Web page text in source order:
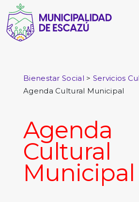
Bienestar Social > Servicios
Agenda Cultural Municipal
Agenda
Cultural
Municipal